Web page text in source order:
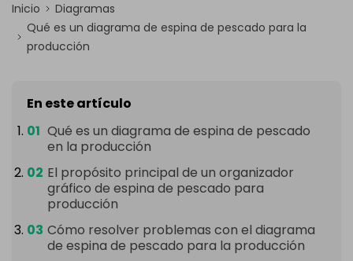
Inicio
Diagramas
Qué es un diagrama de espina de pescado para la
producción
En este artículo
Qué es un diagrama de espina de pescado
en la producción
El propósito principal de un organizador
gráfico de espina de pescado para
producción
Cómo resolver problemas con el diagrama
de espina de pescado para la producción